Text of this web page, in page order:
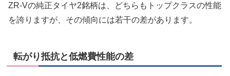
ZR-Vの純正タイヤ2銘柄は、どちらもトップクラスの性能
を誇りますが、その傾向には若干の差があります。
転がり抵抗と低燃費性能の差